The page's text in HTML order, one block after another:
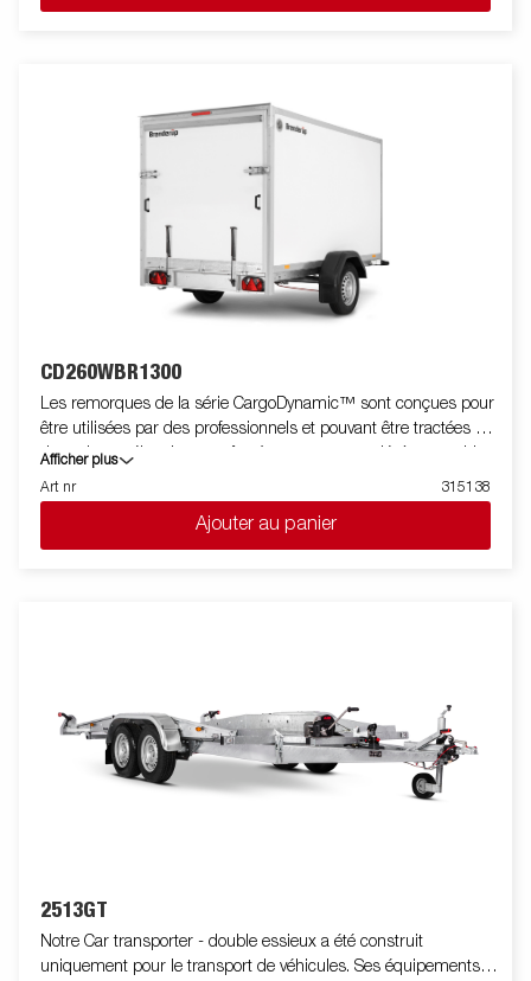
Les panneaux latéraux sont ouvrables. Un large choix
CD260WBR1300
Les remorques de la série CargoDynamic™ sont conçues pour
être utilisées par des professionnels et pouvant être tractées par
des voitures électriques grâce à une remorque légère capable
de couvrir et de protéger les marchandises. La remorque offre
une capacité de charge élevée. La conception de la remorque
permet la pose de stickers sur toutes ses faces pour être ainsi
utilisée comme support publicitaire. Construite avec un
Afficher plus
Art nr
315138
Ajouter au panier
2513GT
Notre Car transporter - double essieux a été construit
uniquement pour le transport de véhicules. Ses équipements et